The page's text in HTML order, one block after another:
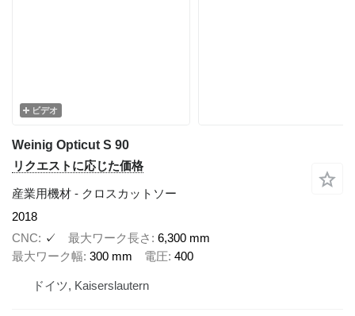
ビデオ
Weinig Opticut S 90
リクエストに応じた価格
産業用機材 - クロスカットソー
2018
CNC
✓ 最大ワーク長さ
6,300 mm
最大ワーク幅 300 mm 電圧 400
ドイツ, Kaiserslautern